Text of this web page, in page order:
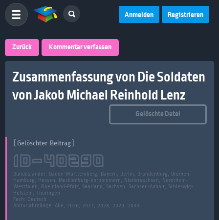
Anmelden Registrieren
Zurück Kommentar verfassen
Zusammenfassung von Die Soldaten
von Jakob Michael Reinhold Lenz
Gelöschte Datei
[Gelöschter Beitrag]
ID-40290
Bundesländer: Baden-Württemberg, Bayern, Berlin, Brandenburg, Bremen,
Hamburg, Hessen, Mecklenburg-Vorpommern, Niedersachsen, Nordrhein-
Westfalen, Rheinland-Pfalz, Saarland, Sachsen, Sachsen-Anhalt, Schleswig-
Holstein, Thüringen
Fach: Deutsch
Abiturjahrgänge: Alle, 2026, 2027, 2028, 2029, 2030